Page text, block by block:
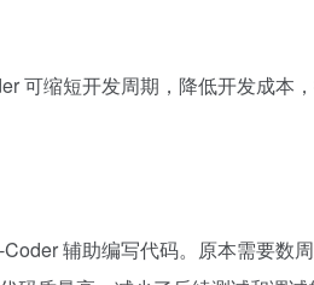
可缩短开发周期，降低开发成本
辅助编写代码。原本需要数